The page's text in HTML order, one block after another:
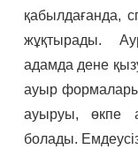
қабылдағанда,
жұқтырады.
адамда дене
ауыр
ауыруы, өкпе
болады.